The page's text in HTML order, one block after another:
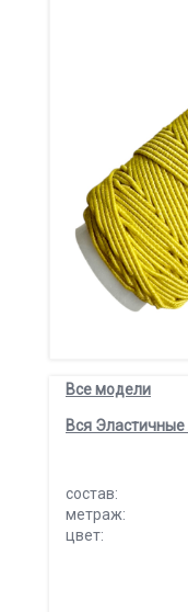
Все модели
Вся
состав:
метраж:
цвет: